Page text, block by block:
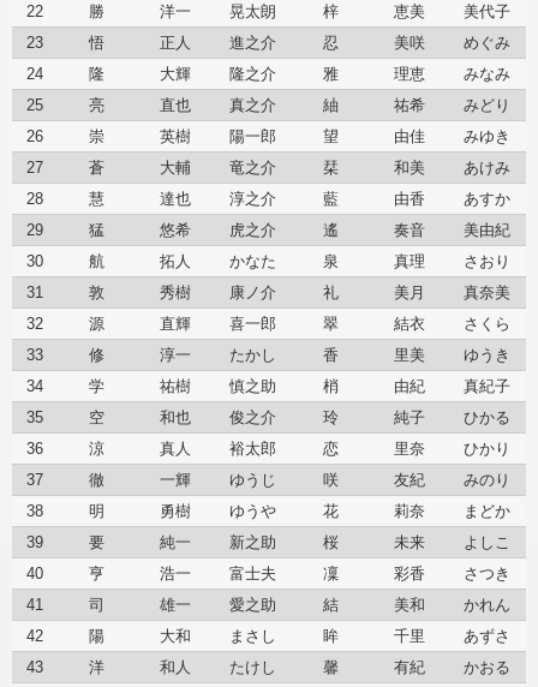
22
勝 洋一 晃太朗 梓 恵美
美代子
23
悟 正人 進之介 忍 美咲
めぐみ
24
隆 大輝 隆之介 雅 理恵
みなみ
25
亮 直也 真之介 紬 祐希
みどり
26
崇 英樹 陽一郎 望 由佳
みゆき
27
蒼 大輔 竜之介 栞 和美
あけみ
28
慧 達也 淳之介 藍 由香
あすか
29
猛 悠希 虎之介 遙 奏音
美由紀
30
航 拓人 かなた 泉 真理
さおり
31
敦 秀樹 康ノ介 礼 美月
真奈美
32
源 直輝 喜一郎 翠 結衣
さくら
33
修 淳一 たかし 香 里美
ゆうき
34
学 祐樹 慎之助 梢 由紀
真紀子
35
空 和也 俊之介 玲 純子
ひかる
36
涼 真人 裕太郎 恋 里奈
ひかり
37
徹 一輝 ゆうじ 咲 友紀
みのり
38
明 勇樹 ゆうや 花 莉奈
まどか
39
要 純一 新之助 桜 未来
よしこ
40
亨 浩一 富士夫 凜 彩香
さつき
41
司 雄一 愛之助 結 美和
かれん
42
陽 大和 まさし 眸 千里
あずさ
43
洋 和人 たけし 馨 有紀
かおる